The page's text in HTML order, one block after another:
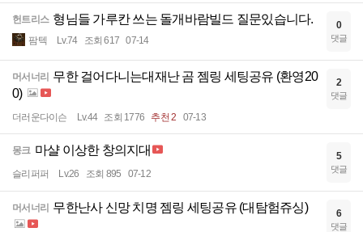
헌트리스 형님들 가루칸 쓰는 돌개바람빌드 질문있습니다.
팜텍 Lv.74 조회 617 07-14
0
댓글
머서너리 무한 걸어다니는대재난 곰 젬링 세팅공유 (환영20
0)
더러운다이슨 Lv.44 조회 1776 추천 2 07-13
2
댓글
몽크 마샬 이상한 창의지대
슬리퍼퍼 Lv.26 조회 895 07-12
5
댓글
머서너리 무한난사 신망 치명 젬링 세팅공유 (대탐험쥬싱) 6
댓글